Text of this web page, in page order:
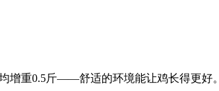
增重0.5斤——舒适的环境能让鸡长得更好。